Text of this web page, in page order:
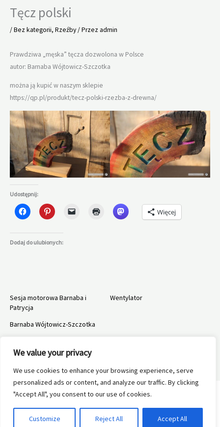
We value your privacy
We use cookies to enhance your browsing experience, serve
personalized ads or content, and analyze our traffic. By clicking
"Accept All", you consent to our use of cookies.
Customize Reject All Accept All
Tęcz polski
/Bez kategorii, Rzeźby/ Przezadmin
Prawdziwa „męska” tęcza dozwolona w Polsce
autor: Barnaba Wójtowicz-Szczotka
można ją kupić w naszym sklepie
https://qp.pl/produkt/tecz-polski-rzezba-z-drewna/
Udostępnij:
Więcej
Dodaj do ulubionych:
Sesja motorowa Barnaba i
Patrycja
Wentylator
Barnaba Wójtowicz-Szczotka
←Poprzedni Wpis Następny Wpis